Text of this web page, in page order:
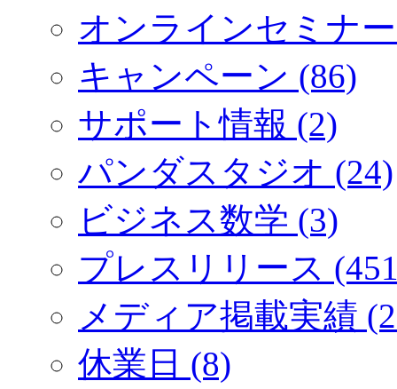
オンラインセミナ
キャンペーン (86)
サポート情報 (2)
パンダスタジオ (24)
ビジネス数学 (3)
プレスリリース
メディア掲載実績
休業日 (8)